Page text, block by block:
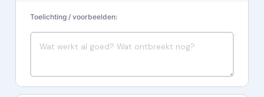
Toelichting / voorbeelden: